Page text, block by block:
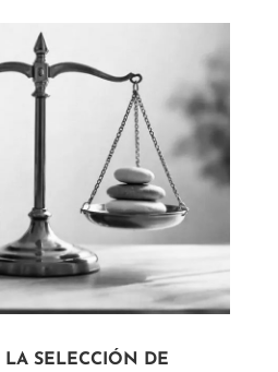
LA SELECCIÓN DE